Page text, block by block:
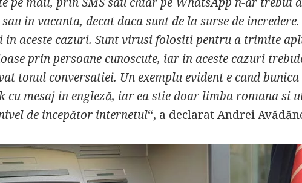
in vacanta, decat daca sunt de la surse de
in aceste cazuri. Sunt virusi folositi pentru a trimite
prin persoane cunoscute, iar in aceste cazuri
tonul conversatiei. Un exemplu evident e cand
cu mesaj in engleză, iar ea stie doar limba romana si
de incepător internetul“, a declarat Andrei